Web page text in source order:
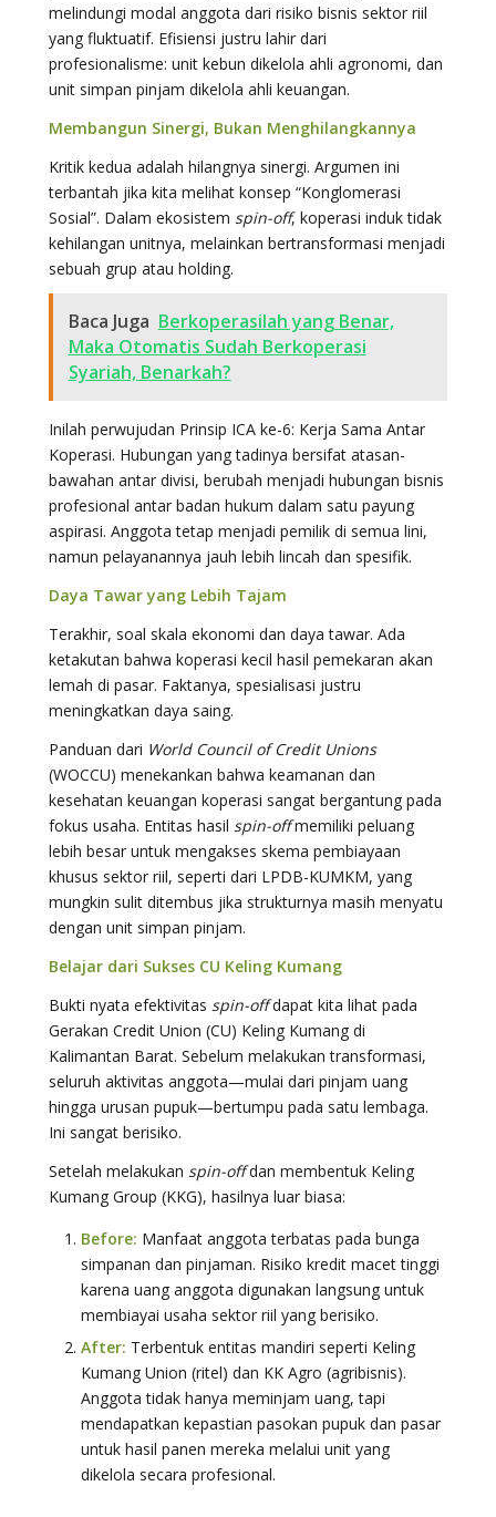
melindungi modal anggota dari risiko bisnis sektor riil
yang fluktuatif. Efisiensi justru lahir dari
profesionalisme: unit kebun dikelola ahli agronomi, dan
unit simpan pinjam dikelola ahli keuangan.
Membangun Sinergi, Bukan Menghilangkannya
Kritik kedua adalah hilangnya sinergi. Argumen ini
terbantah jika kita melihat konsep “Konglomerasi
Sosial”. Dalam ekosistem spin-off, koperasi induk tidak
kehilangan unitnya, melainkan bertransformasi menjadi
sebuah grup atau holding.
Baca Juga Berkoperasilah yang Benar,
Maka Otomatis Sudah Berkoperasi
Syariah, Benarkah?
Inilah perwujudan Prinsip ICA ke-6: Kerja Sama Antar
Koperasi. Hubungan yang tadinya bersifat atasan-
bawahan antar divisi, berubah menjadi hubungan bisnis
profesional antar badan hukum dalam satu payung
aspirasi. Anggota tetap menjadi pemilik di semua lini,
namun pelayanannya jauh lebih lincah dan spesifik.
Daya Tawar yang Lebih Tajam
Terakhir, soal skala ekonomi dan daya tawar. Ada
ketakutan bahwa koperasi kecil hasil pemekaran akan
lemah di pasar. Faktanya, spesialisasi justru
meningkatkan daya saing.
Panduan dari World Council of Credit Unions
(WOCCU) menekankan bahwa keamanan dan
kesehatan keuangan koperasi sangat bergantung pada
fokus usaha. Entitas hasil spin-offmemiliki peluang
lebih besar untuk mengakses skema pembiayaan
khusus sektor riil, seperti dari LPDB-KUMKM, yang
mungkin sulit ditembus jika strukturnya masih menyatu
dengan unit simpan pinjam.
Belajar dari Sukses CU Keling Kumang
Bukti nyata efektivitas spin-offdapat kita lihat pada
Gerakan Credit Union (CU) Keling Kumang di
Kalimantan Barat. Sebelum melakukan transformasi,
seluruh aktivitas anggota—mulai dari pinjam uang
hingga urusan pupuk—bertumpu pada satu lembaga.
Ini sangat berisiko.
Setelah melakukan spin-offdan membentuk Keling
Kumang Group (KKG), hasilnya luar biasa:
Before: Manfaat anggota terbatas pada bunga
simpanan dan pinjaman. Risiko kredit macet tinggi
karena uang anggota digunakan langsung untuk
membiayai usaha sektor riil yang berisiko.
After: Terbentuk entitas mandiri seperti Keling
Kumang Union (ritel) dan KK Agro (agribisnis).
Anggota tidak hanya meminjam uang, tapi
mendapatkan kepastian pasokan pupuk dan pasar
untuk hasil panen mereka melalui unit yang
dikelola secara profesional.